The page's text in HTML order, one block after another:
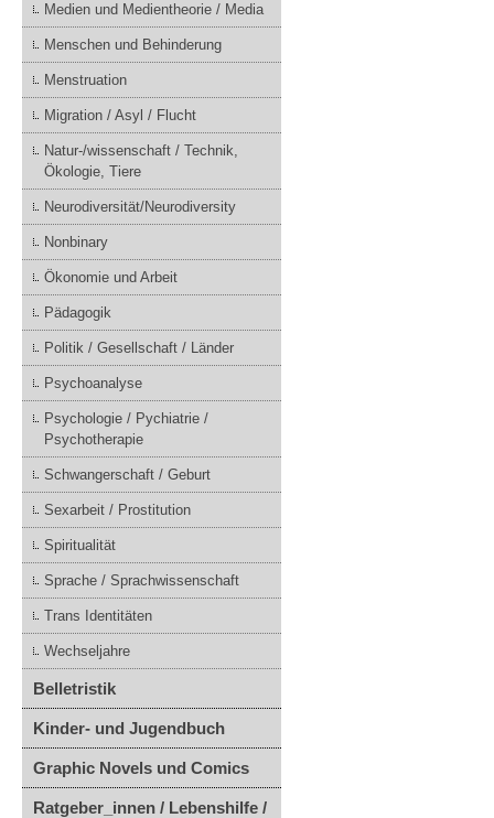
Medien und Medientheorie / Media
Menschen und Behinderung
Menstruation
Migration / Asyl / Flucht
Natur-/wissenschaft / Technik,
Ökologie, Tiere
Neurodiversität/Neurodiversity
Nonbinary
Ökonomie und Arbeit
Pädagogik
Politik / Gesellschaft / Länder
Psychoanalyse
Psychologie / Pychiatrie /
Psychotherapie
Schwangerschaft / Geburt
Sexarbeit / Prostitution
Spiritualität
Sprache / Sprachwissenschaft
Trans Identitäten
Wechseljahre
Belletristik
Kinder- und Jugendbuch
Graphic Novels und Comics
Ratgeber_innen / Lebenshilfe /